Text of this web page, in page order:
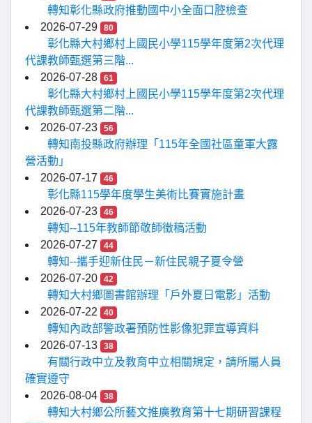
轉知彰化縣政府推動國中小全面口腔檢查
2026-07-29
80
彰化縣大村鄉村上國民小學115學年度第2次代理
代課教師甄選第三階...
2026-07-28
61
彰化縣大村鄉村上國民小學115學年度第2次代理
代課教師甄選第二階...
2026-07-23
56
轉知南投縣政府辦理「115年全國社區童軍大露
營活動」
2026-07-17
46
彰化縣115學年度學生美術比賽實施計畫
2026-07-23
46
轉知--115年教師節敬師徵稿活動
2026-07-27
44
轉知--攜手迎新住民－新住民親子夏令營
2026-07-20
42
轉知大村鄉圖書館辦理「戶外夏日電影」活動
2026-07-22
40
轉知內政部警政署預防性影像犯罪宣導資料
2026-07-13
38
有關行政中立及教育中立相關規定，請所屬人員
確實遵守
2026-08-04
38
轉知大村鄉公所藝文推廣教育第十七期研習課程